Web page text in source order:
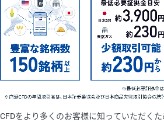
CFDをより多くのお客様に知っていただくた